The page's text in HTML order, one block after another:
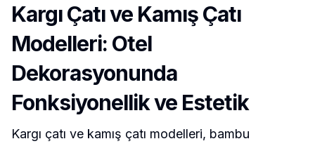
Kargı Çatı ve Kamış Çatı
Modelleri: Otel
Dekorasyonunda
Fonksiyonellik ve Estetik
Kargı çatı ve kamış çatı modelleri, bambu